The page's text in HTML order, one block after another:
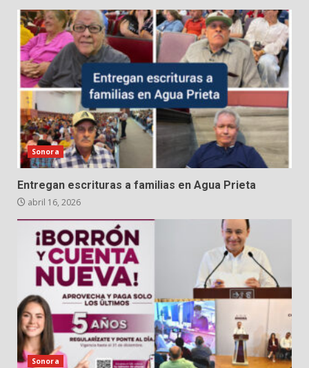
Sonora
Entregan escrituras a familias en Agua Prieta
abril 16, 2026
Sonora